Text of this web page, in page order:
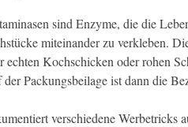
sind Enzyme, die die
miteinander zu verkleben.
Kochschicken oder rohen
Packungsbeilage ist dann die
verschiedene Werbetricks